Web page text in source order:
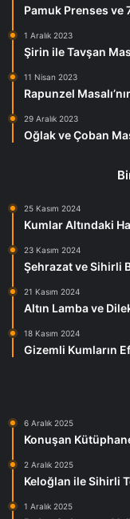
Pamuk Prenses ve
1 Aralık 2023
Şirin ile Tavşan
11 Nisan 2023
Rapunzel
29 Aralık 2023
Oğlak ve Çoban
25 Kasım 2024
Kumlar Altındaki
23 Kasım 2024
Şehrazat ve Sihirli
21 Kasım 2024
Altın Lamba ve
18 Kasım 2024
Gizemli Kumların
6 Aralık 2025
Konuşan
2 Aralık 2025
Keloğlan ile Sihirli
1 Aralık 2025